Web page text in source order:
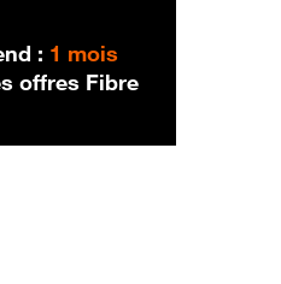
: 1 mois
offres Fibre